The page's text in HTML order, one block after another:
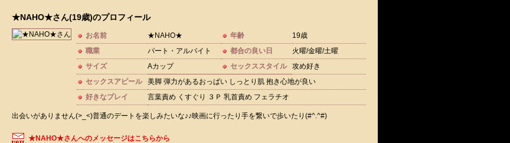
★NAHO★さん(19歳)のプロフィール
お名前 ★NAHO★ 年齢
19歳
職業
パート・アルバイト 都合の良い日
火曜/金曜/土曜
サイズ
Aカップ セックススタイル
攻め好き
セックスアピール
美脚 弾力があるおっぱい しっとり肌 抱き心地が良い
好きなプレイ
言葉責め くすぐり ３Ｐ 乳首責め フェラチオ
出会いがありません(>_<)普通のデートを楽しみたいな♪♪映画に行ったり手を繋いで歩いたり(#^.^#)
★NAHO★さんへのメッセージはこちらから